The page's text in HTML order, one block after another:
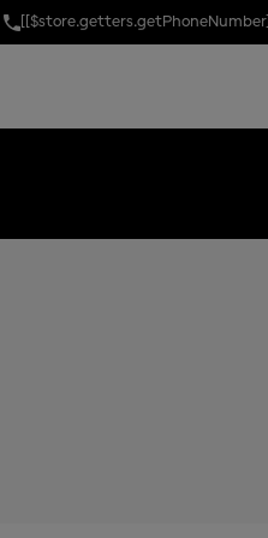
[[$store.getters.getPhoneNumber]]